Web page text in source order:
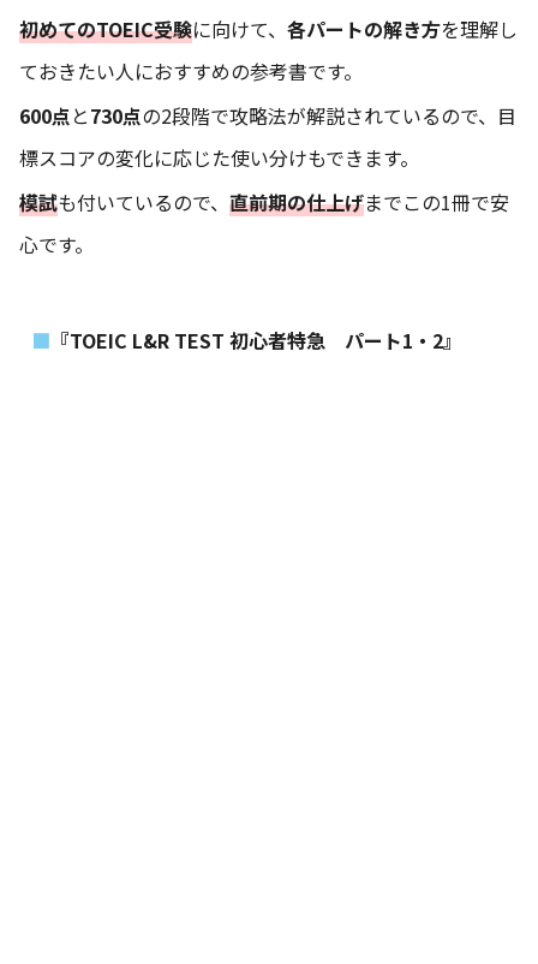
初めてのTOEIC受験に向けて、 各パートの解き方を理解し
ておきたい人におすすめの参考書です。
600点と730点の2段階で攻略法が解説されているので、目
標スコアの変化に応じた使い分けもできます。
模試も付いているので、 直前期の仕上げまでこの1冊で安
心です。
『TOEIC L&R TEST 初心者特急 パート1・2』